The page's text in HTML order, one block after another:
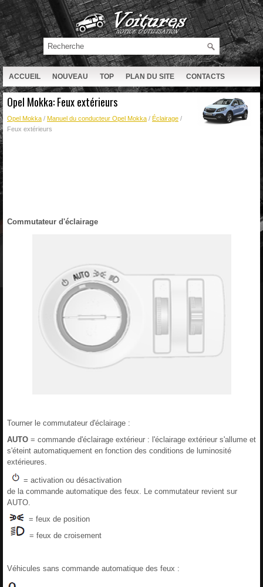
ACCUEIL NOUVEAU TOP PLAN DU SITE CONTACTS
RECHERCHE
Opel Mokka: Feux extérieurs
Opel Mokka / Manuel du conducteur Opel Mokka / Éclairage /
Feux extérieurs
Commutateur d'éclairage
Tourner le commutateur d'éclairage :
AUTO = commande d'éclairage extérieur : l'éclairage extérieur s'allume et
s'éteint automatiquement en fonction des conditions de luminosité
extérieures.
= activation ou désactivation
de la commande automatique des feux. Le commutateur revient sur
AUTO.
= feux de position
= feux de croisement
Véhicules sans commande automatique des feux :